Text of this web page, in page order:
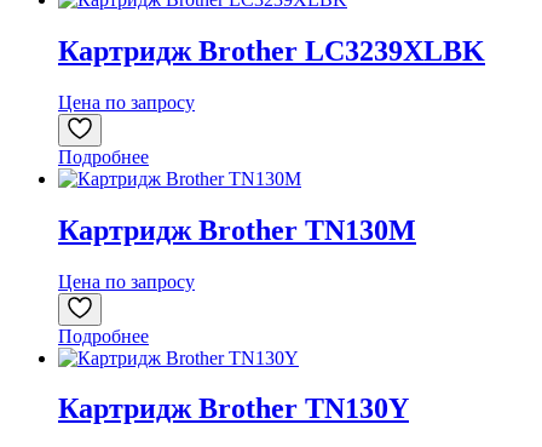
Картридж Brother LC3239XLBK
Цена по запросу
Подробнее
Картридж Brother TN130M
Цена по запросу
Подробнее
Картридж Brother TN130Y